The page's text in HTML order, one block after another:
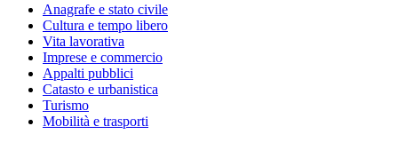
Anagrafe e stato civile
Cultura e tempo libero
Vita lavorativa
Imprese e commercio
Appalti pubblici
Catasto e urbanistica
Turismo
Mobilità e trasporti